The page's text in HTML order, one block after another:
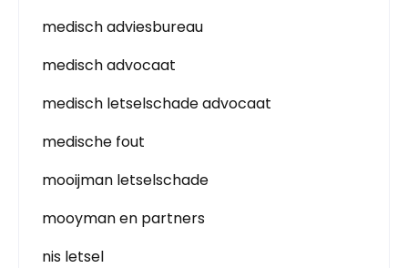
medisch adviesbureau
medisch advocaat
medisch letselschade advocaat
medische fout
mooijman letselschade
mooyman en partners
nis letsel